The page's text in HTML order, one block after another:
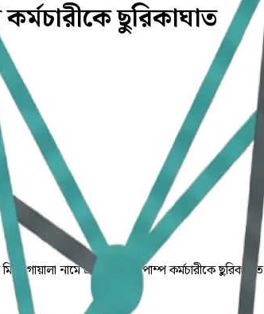
ছুরিকাঘাত
গোয়ালা নামে এক পেট্রোল পাম্প কর্মচারীকে